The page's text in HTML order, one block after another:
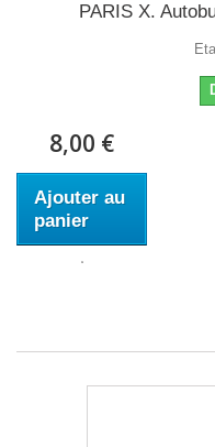
PARIS X.
8,00 €
Ajouter au
panier